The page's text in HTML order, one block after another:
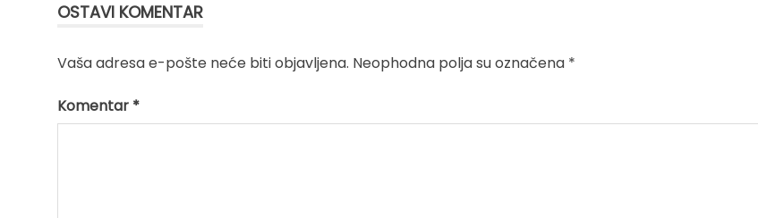
OSTAVI KOMENTAR
Vaša adresa e-pošte neće biti objavljena. Neophodna polja su označena *
Komentar *